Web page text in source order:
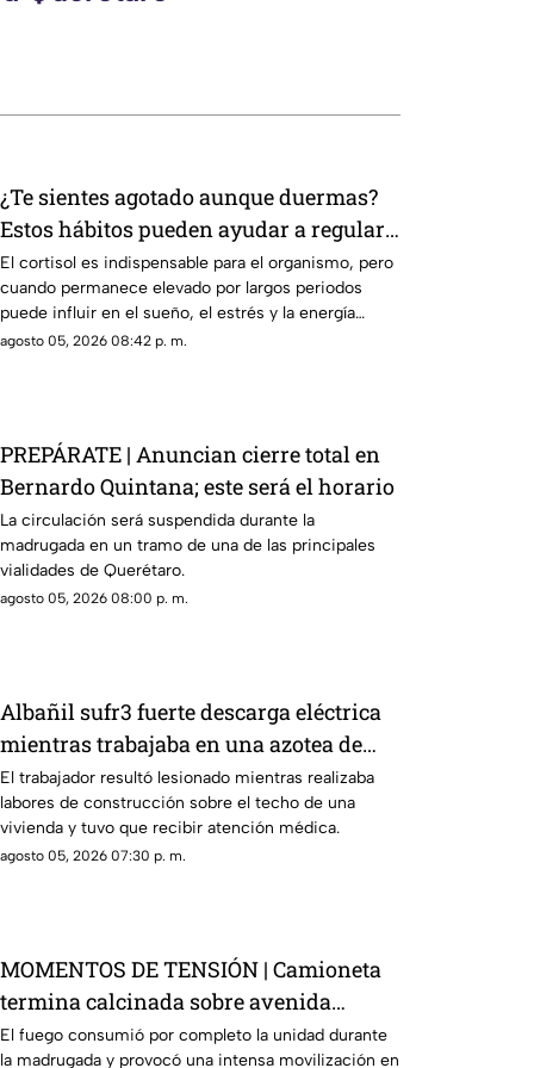
¿Te sientes agotado aunque duermas?
Estos hábitos pueden ayudar a regular
el cortisol
El cortisol es indispensable para el organismo, pero
cuando permanece elevado por largos periodos
puede influir en el sueño, el estrés y la energía
diaria.
agosto 05, 2026 08:42 p. m.
PREPÁRATE | Anuncian cierre total en
Bernardo Quintana; este será el horario
La circulación será suspendida durante la
madrugada en un tramo de una de las principales
vialidades de Querétaro.
agosto 05, 2026 08:00 p. m.
Albañil sufr3 fuerte descarga eléctrica
mientras trabajaba en una azotea de
San José Buenavista
El trabajador resultó lesionado mientras realizaba
labores de construcción sobre el techo de una
vivienda y tuvo que recibir atención médica.
agosto 05, 2026 07:30 p. m.
MOMENTOS DE TENSIÓN | Camioneta
termina calcinada sobre avenida
Constituyentes; así se vivió el momento
El fuego consumió por completo la unidad durante
la madrugada y provocó una intensa movilización en